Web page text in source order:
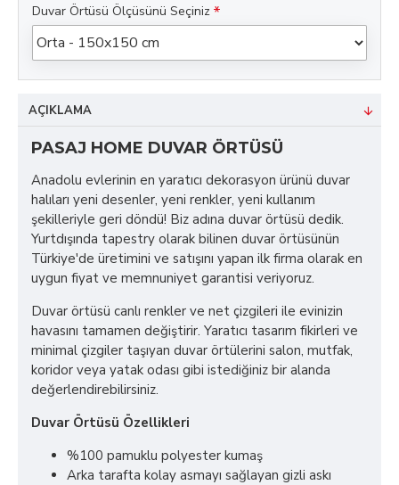
Duvar Örtüsü Ölçüsünü Seçiniz
AÇIKLAMA
PASAJ HOME DUVAR ÖRTÜSÜ
Anadolu evlerinin en yaratıcı dekorasyon ürünü duvar
halıları yeni desenler, yeni renkler, yeni kullanım
şekilleriyle geri döndü! Biz adına duvar örtüsü dedik.
Yurtdışında tapestry olarak bilinen duvar örtüsünün
Türkiye'de üretimini ve satışını yapan ilk firma olarak en
uygun fiyat ve memnuniyet garantisi veriyoruz.
Duvar örtüsü canlı renkler ve net çizgileri ile evinizin
havasını tamamen değiştirir. Yaratıcı tasarım fikirleri ve
minimal çizgiler taşıyan duvar örtülerini salon, mutfak,
koridor veya yatak odası gibi istediğiniz bir alanda
değerlendirebilirsiniz.
Duvar Örtüsü Özellikleri
%100 pamuklu polyester kumaş
Arka tarafta kolay asmayı sağlayan gizli askı